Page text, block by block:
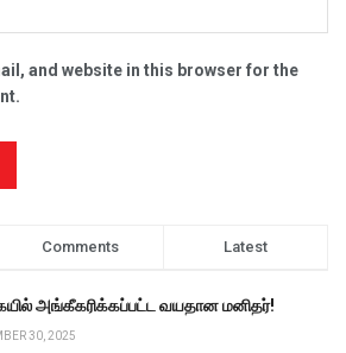
and website in this browser for the
Comments Latest
அங்கீகரிக்கப்பட்ட வயதான மனிதர்!
30, 2025